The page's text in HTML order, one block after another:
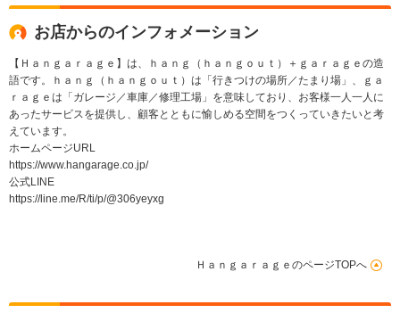
ルドブレーキディスク
AMGスポーツステア
ト 禁煙車
グゾースト パ
お店からのインフォメーション
【Ｈａｎｇａｒａｇｅ】は、ｈａｎｇ（ｈａｎｇｏｕｔ）＋ｇａｒａｇｅの造
語です。ｈａｎｇ（ｈａｎｇｏｕｔ）は「行きつけの場所／たまり場」、ｇａ
ｒａｇｅは「ガレージ／車庫／修理工場」を意味しており、お客様一人一人に
あったサービスを提供し、顧客とともに愉しめる空間をつくっていきたいと考
えています。
ホームページURL
https://www.hangarage.co.jp/
公式LINE
https://line.me/R/ti/p/@306yeyxg
ＨａｎｇａｒａｇｅのページTOPへ